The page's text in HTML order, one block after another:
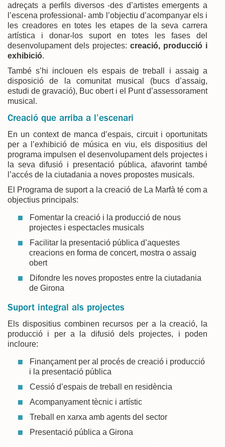
adreçats a perfils diversos -des d’artistes emergents a
l’escena professional- amb l’objectiu d’acompanyar els i
les creadores en totes les etapes de la seva carrera
artística i donar-los suport en totes les fases del
desenvolupament dels projectes: creació, producció i
exhibició.
També s’hi inclouen els espais de treball i assaig a
disposició de la comunitat musical (bucs d’assaig,
estudi de gravació), Buc obert i el Punt d’assessorament
musical.
Creació que arriba a l’escenari
En un context de manca d’espais, circuit i oportunitats
per a l’exhibició de música en viu, els dispositius del
programa impulsen el desenvolupament dels projectes i
la seva difusió i presentació pública, afavorint també
l’accés de la ciutadania a noves propostes musicals.
El Programa de suport a la creació de La Marfà té com a
objectius principals:
Fomentar la creació i la producció de nous
projectes i espectacles musicals
Facilitar la presentació pública d’aquestes
creacions en forma de concert, mostra o assaig
obert
Difondre les noves propostes entre la ciutadania
de Girona
Suport integral als projectes
Els dispositius combinen recursos per a la creació, la
producció i per a la difusió dels projectes, i poden
incloure:
Finançament per al procés de creació i producció
i la presentació pública
Cessió d’espais de treball en residència
Acompanyament tècnic i artístic
Treball en xarxa amb agents del sector
Presentació pública a Girona